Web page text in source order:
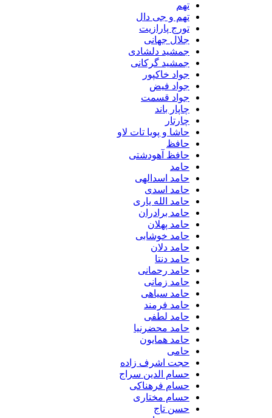
تهم و جی دال
تورج پارازیت
جلال جهانی
جمشید دلشادی
جمشید گرکانی
جواد خاکپور
جواد فیض
جواد قسمت
چاپار باند
چارتار
حاشا و پویا تات لاو
حافظ
حافظ آهودشتی
حامد
حامد اسدالهی
حامد اسدی
حامد الله یاری
حامد برادران
حامد پهلان
حامد خوشابی
حامد دلان
حامد دنتا
حامد رحمانی
حامد زمانی
حامد سیاهی
حامد فرمند
حامد لطفی
حامد محضرنیا
حامد همایون
حامی
حجت اشرف زاده
حسام الدین سراج
حسام فرهناکی
حسام مختاری
حسن تاج